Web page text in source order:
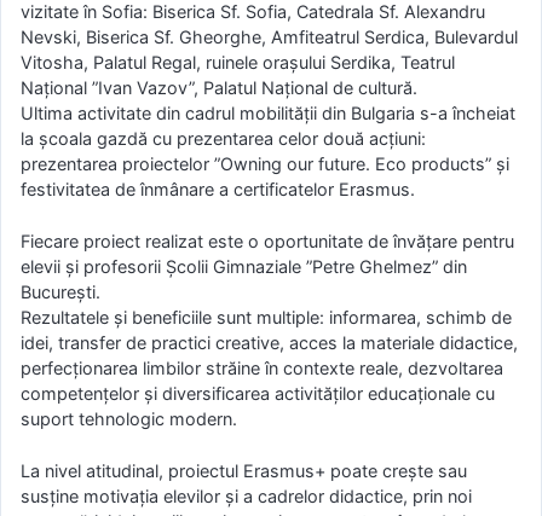
vizitate în Sofia: Biserica Sf. Sofia, Catedrala Sf. Alexandru
Nevski, Biserica Sf. Gheorghe, Amfiteatrul Serdica, Bulevardul
Vitosha, Palatul Regal, ruinele orașului Serdika, Teatrul
Național ”Ivan Vazov”, Palatul Național de cultură.
Ultima activitate din cadrul mobilității din Bulgaria s-a încheiat
la școala gazdă cu prezentarea celor două acțiuni:
prezentarea proiectelor ”Owning our future. Eco products” și
festivitatea de înmânare a certificatelor Erasmus.
Fiecare proiect realizat este o oportunitate de învățare pentru
elevii și profesorii Școlii Gimnaziale ”Petre Ghelmez” din
București.
Rezultatele și beneficiile sunt multiple: informarea, schimb de
idei, transfer de practici creative, acces la materiale didactice,
perfecționarea limbilor străine în contexte reale, dezvoltarea
competențelor și diversificarea activităților educaționale cu
suport tehnologic modern.
La nivel atitudinal, proiectul Erasmus+ poate crește sau
susține motivația elevilor și a cadrelor didactice, prin noi